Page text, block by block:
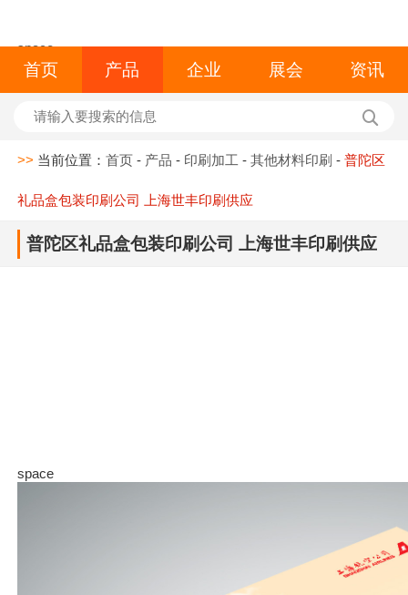
space
首页 产品 企业 展会 资讯
>> 当前位置：首页 - 产品 - 印刷加工 -其他材料印刷 -普陀区
礼品盒包装印刷公司 上海世丰印刷供应
普陀区礼品盒包装印刷公司 上海世丰印刷供应
space